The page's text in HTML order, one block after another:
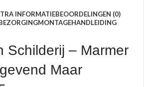
INFORMATIEBEOORDELINGEN (0)
MONTAGEHANDLEIDING
Schilderij – Marmer
Maar